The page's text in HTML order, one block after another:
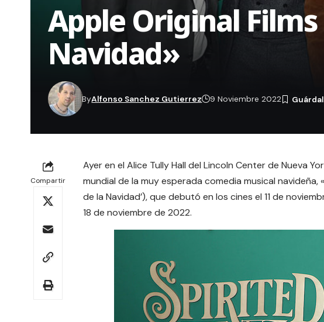
Apple Original
Navidad»
ByAlfonso Sanchez Gutierrez 9 Noviembre 2022
Compartir
Ayer en el Alice Tully Hall del Lincoln Center de Nueva
mundial de la muy esperada comedia musical navideña, «
de la Navidad’), que debutó en los cines el 11 de
18 de noviembre de 2022.